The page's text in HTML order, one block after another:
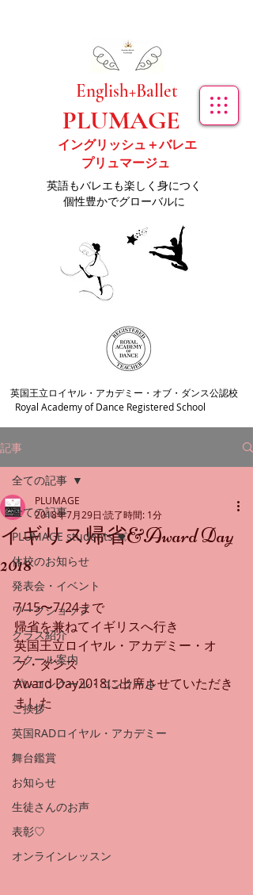
イングリッシュ＋バレエ
​English+Ballet
PLUMAGE
プリュマージュ
​英語もバレエも楽しく身につく
個性豊かでグローバルに
​英国王立ロイヤル・アカデミー・オブ・ダンス公認校
Royal Academy of Dance Registered School
記事
全ての記事
PLUMAGE students 💓
休校のお知らせ
発表会・イベント
ワークショップ
クラス紹介
スクール案内
プレコンクール・コンクール
ご挨拶
英国RADロイヤル・アカデミー
舞台鑑賞
お知らせ
生徒さんのお声
表彰♡
オンラインレッスン
全ての記事
イギリス帰省&Award Day
2018
PLUMAGE
2018年7月29日 読了時間: 1分
7/15〜7/24まで
帰省を兼ねてイギリスへ行き
英国王立ロイヤル・アカデミー・オ
ブ・ダンス
Award Day2018に出席させていただき
ました